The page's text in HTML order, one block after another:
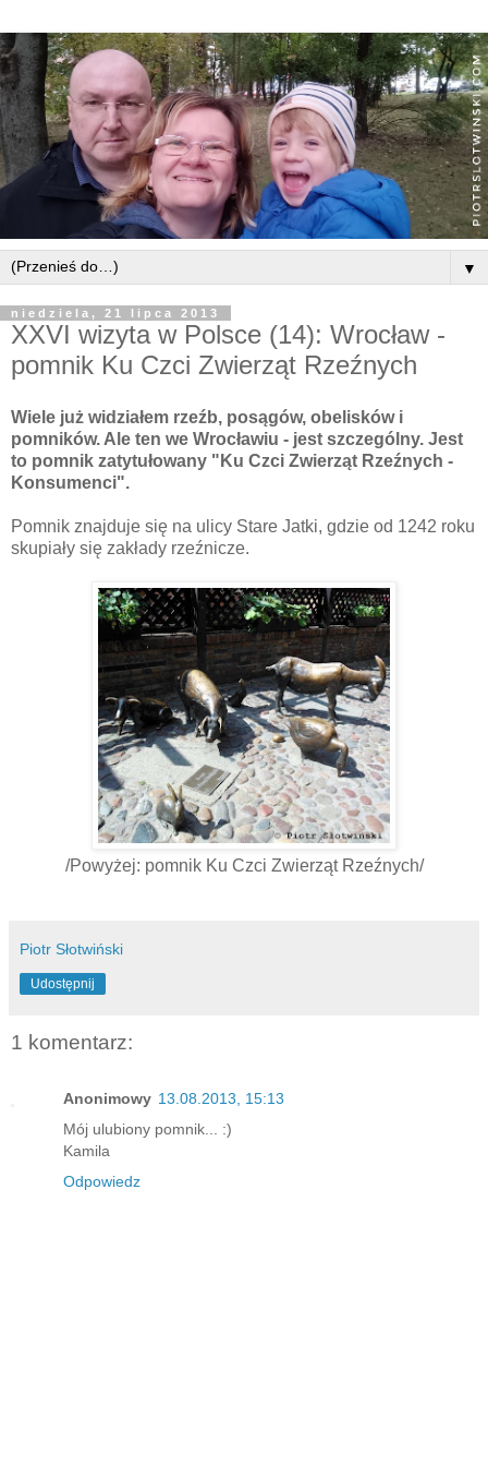
▼
niedziela, 21 lipca 2013
XXVI wizyta w Polsce (14): Wrocław -
pomnik Ku Czci Zwierząt Rzeźnych
Wiele już widziałem rzeźb, posągów, obelisków i
pomników. Ale ten we Wrocławiu - jest szczególny. Jest
to pomnik zatytułowany "Ku Czci Zwierząt Rzeźnych -
Konsumenci".
Pomnik znajduje się na ulicy Stare Jatki, gdzie od 1242 roku
skupiały się zakłady rzeźnicze.
/Powyżej: pomnik Ku Czci Zwierząt Rzeźnych/
Piotr Słotwiński
Udostępnij
1 komentarz:
Anonimowy 13.08.2013, 15:13
Mój ulubiony pomnik... :)
Kamila
Odpowiedz